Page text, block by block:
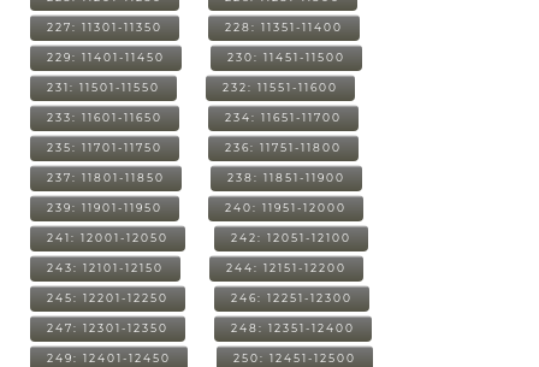
227: 11301-11350 228: 11351-11400
229: 11401-11450 230: 11451-11500
231: 11501-11550 232: 11551-11600
233: 11601-11650 234: 11651-11700
235: 11701-11750 236: 11751-11800
237: 11801-11850 238: 11851-11900
239: 11901-11950 240: 11951-12000
241: 12001-12050 242: 12051-12100
243: 12101-12150 244: 12151-12200
245: 12201-12250 246: 12251-12300
247: 12301-12350 248: 12351-12400
249: 12401-12450 250: 12451-12500